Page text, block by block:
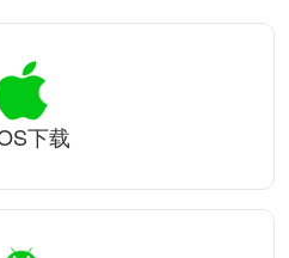
下载